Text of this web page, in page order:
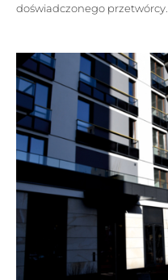
doświadczonego przetwórcy...